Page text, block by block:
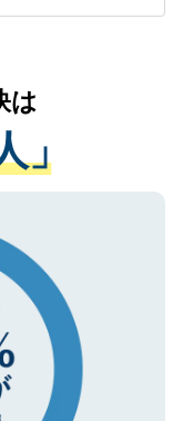
ご本人の許可
いての厳密な
みに付与され
得済みです。
、SSL（デー
心ください。
の状況や紹介
アドバイスを
ご転職をされ
トが可能です
。
は
」